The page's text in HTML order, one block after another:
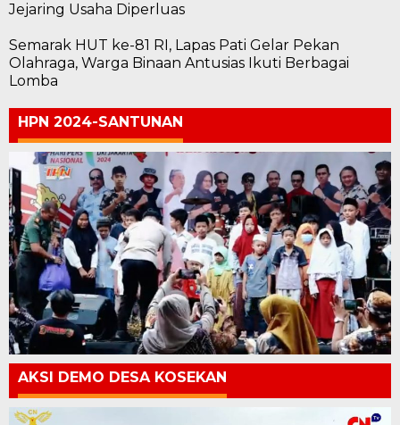
Jejaring Usaha Diperluas
Semarak HUT ke-81 RI, Lapas Pati Gelar Pekan
Olahraga, Warga Binaan Antusias Ikuti Berbagai
Lomba
HPN 2024-SANTUNAN
AKSI DEMO DESA KOSEKAN